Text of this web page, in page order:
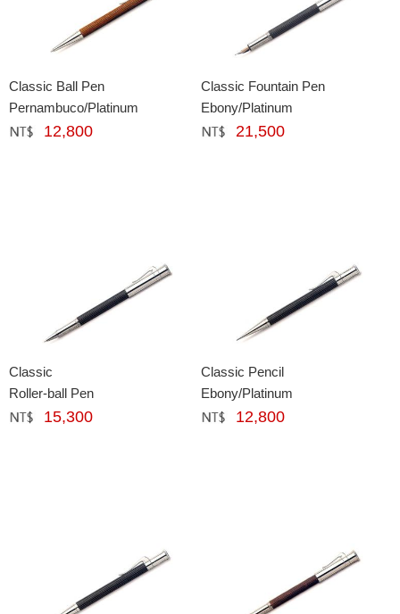
Classic Ball Pen
Pernambuco/Platinum
網購﹕ 12,800
Classic Fountain Pen
Ebony/Platinum
網購﹕ 21,500
Classic
Roller-ball Pen
網購﹕ 15,300
Classic Pencil
Ebony/Platinum
網購﹕ 12,800